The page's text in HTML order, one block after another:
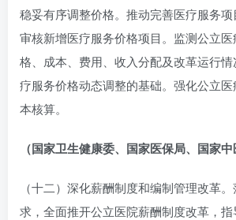
稳妥有序调整价格。推动完善医疗服务
审核新增医疗服务价格项目。监测公立
格、成本、费用、收入分配及改革运行
疗服务价格动态调整的基础。强化公立
本核算。
（国家卫生健康委、国家医保局、国家中
（十二）深化薪酬制度和编制管理改革
求，全面推开公立医院薪酬制度改革，